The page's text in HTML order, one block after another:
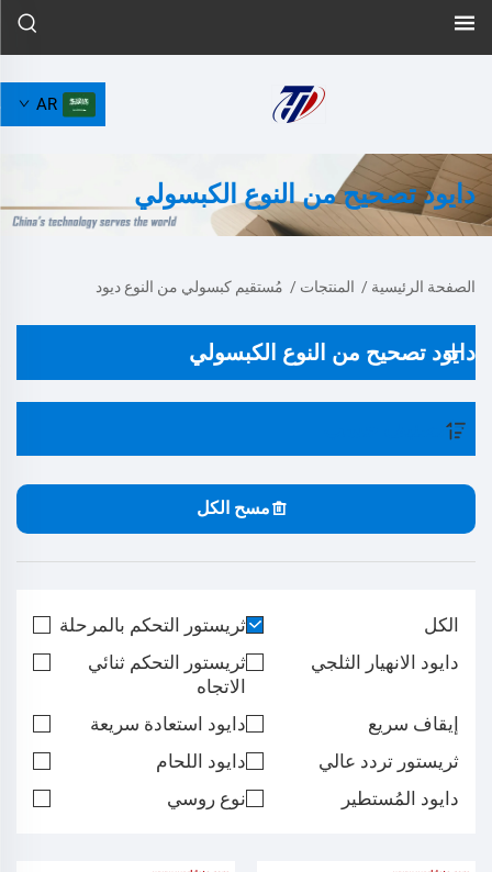
AR
دايود تصحيح من النوع الكبسولي
الصفحة الرئيسية / المنتجات / مُستقيم كبسولي من النوع ديود
دايود تصحيح من النوع الكبسولي
مسح الكل
الكل
ثريستور التحكم بالمرحلة
دايود الانهيار الثلجي
ثريستور التحكم ثنائي
الاتجاه
إيقاف سريع
دايود استعادة سريعة
ثريستور تردد عالي
دايود اللحام
دايود المُستطير
نوع روسي